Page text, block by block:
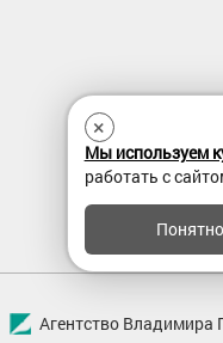
Агентство Владимира
×
Мы используем
работать с
Понятно